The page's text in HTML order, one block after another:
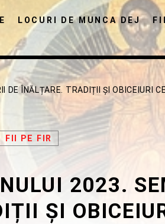
LOCURI DE MUNCA DEJ
CAUTA IN
DISTRIBUIE
ÎNĂLȚARE. TRADIȚII ȘI OBICEIURI
FII PE FIR
2023.
ȘI